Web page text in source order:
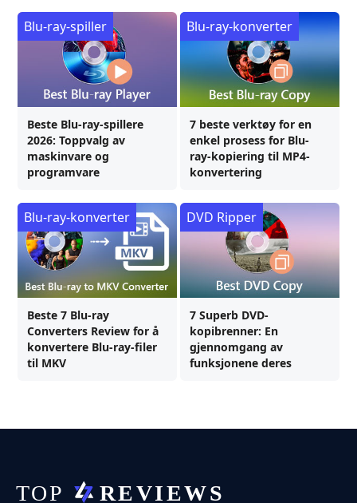
Beste Blu-ray-spillere
2026: Toppvalg av
maskinvare og
programvare
Blu-ray-spiller
7 beste verktøy for en
enkel prosess for Blu-
ray-kopiering til MP4-
konvertering
Blu-ray-konverter
Beste 7 Blu-ray
Converters Review for å
konvertere Blu-ray-filer
til MKV
Blu-ray-konverter
7 Superb DVD-
kopibrenner: En
gjennomgang av
funksjonene deres
DVD Ripper